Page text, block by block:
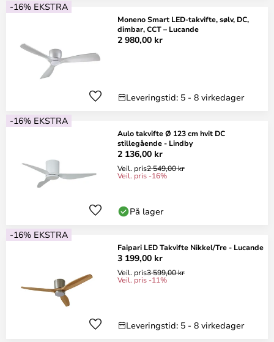
-16% EKSTRA
Moneno Smart LED-takvifte, sølv, DC,
dimbar, CCT – Lucande
2 980,00 kr
Leveringstid: 5 - 8 virkedager
-16% EKSTRA
Aulo takvifte Ø 123 cm hvit DC
stillegående - Lindby
2 136,00 kr
Veil. pris2 549,00 kr
Veil. pris -16%
På lager
-16% EKSTRA
Faipari LED Takvifte Nikkel/Tre - Lucande
3 199,00 kr
Veil. pris3 599,00 kr
Veil. pris -11%
Leveringstid: 5 - 8 virkedager